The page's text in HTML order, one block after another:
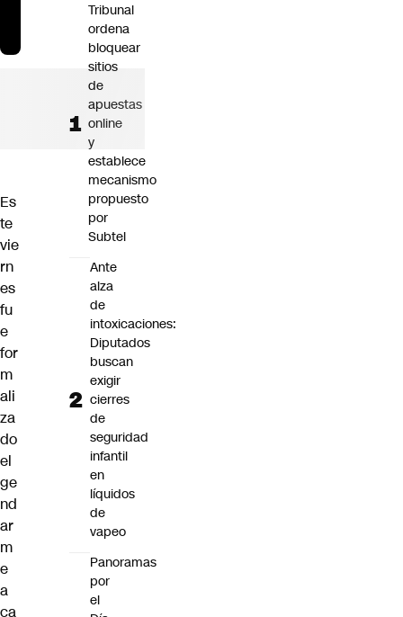
Es
te
vie
rn
es
fu
e
for
m
ali
za
do
el
ge
nd
ar
m
e
a
ca
Tribunal
ordena
bloquear
sitios
de
apuestas
online
y
establece
mecanismo
propuesto
por
Subtel
Ante
alza
de
intoxicaciones:
Diputados
buscan
exigir
cierres
de
seguridad
infantil
en
líquidos
de
vapeo
Panoramas
por
el